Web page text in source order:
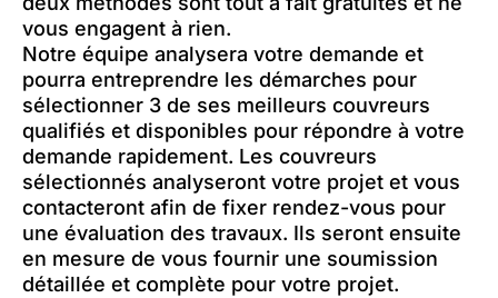
vous engagent à rien.
Notre équipe analysera votre demande et
pourra entreprendre les démarches pour
sélectionner 3 de ses meilleurs couvreurs
qualifiés et disponibles pour répondre à votre
demande rapidement. Les couvreurs
sélectionnés analyseront votre projet et vous
contacteront afin de fixer rendez-vous pour
une évaluation des travaux. Ils seront ensuite
en mesure de vous fournir une soumission
détaillée et complète pour votre projet.